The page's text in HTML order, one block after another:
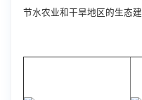
节水农业和干旱地区的生态建